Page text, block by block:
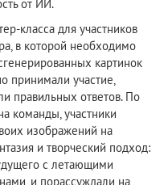
от ИИ.
класса для участников
в которой необходимо
картинок
принимали участие,
правильных ответов. По
команды, участники
изображений на
и творческий подход:
с летающими
и порассуждали на